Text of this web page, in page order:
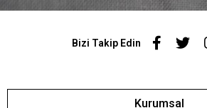
Bizi Takip Edin
Kurumsal